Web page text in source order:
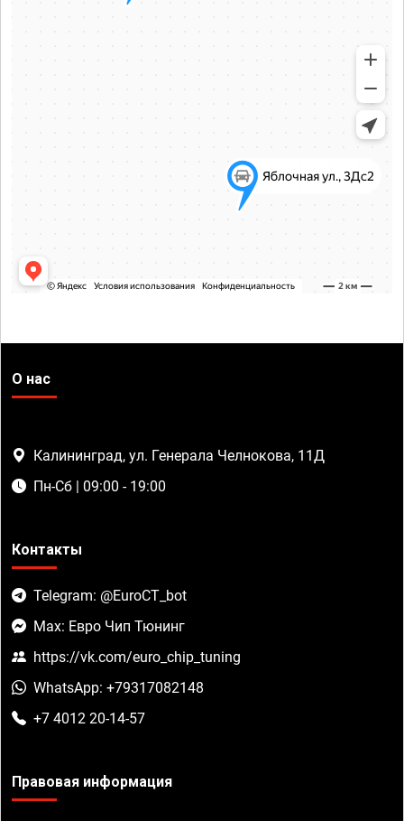
О нас
Калининград, ул. Генерала Челнокова, 11Д
Пн-Сб | 09:00 - 19:00
Контакты
Telegram: @EuroCT_bot
Max: Евро Чип Тюнинг
https://vk.com/euro_chip_tuning
WhatsApp: +79317082148
+7 4012 20-14-57
Правовая информация